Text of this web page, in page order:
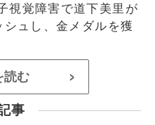
視覚障害で道下美里が
ュし、金メダルを獲
読む >
事